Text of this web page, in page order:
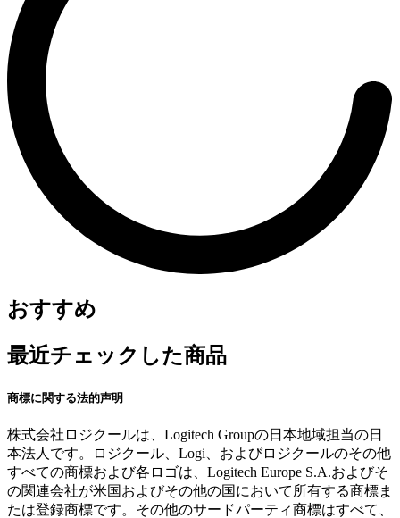
おすすめ
最近チェックした商品
商標に関する法的声明
株式会社ロジクールは、Logitech Groupの日本地域担当の日
本法人です。ロジクール、Logi、およびロジクールのその他
すべての商標および各ロゴは、Logitech Europe S.A.およびそ
の関連会社が米国およびその他の国において所有する商標ま
たは登録商標です。その他のサードパーティ商標はすべて、